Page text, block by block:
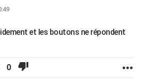
et les boutons ne répondent
0